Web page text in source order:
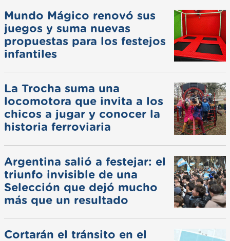
Mundo Mágico renovó sus
juegos y suma nuevas
propuestas para los festejos
infantiles
La Trocha suma una
locomotora que invita a los
chicos a jugar y conocer la
historia ferroviaria
Argentina salió a festejar: el
triunfo invisible de una
Selección que dejó mucho
más que un resultado
Cortarán el tránsito en el